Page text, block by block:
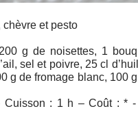
et pesto
g de noisettes, 1
sel et poivre, 25 cl
g de fromage blanc, 100
Cuisson : 1 h – Coût : *